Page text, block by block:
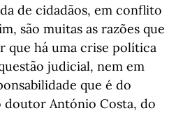
de cidadãos, em conflito
são muitas as razões que
que há uma crise política
judicial, nem em
que é do
António Costa, do